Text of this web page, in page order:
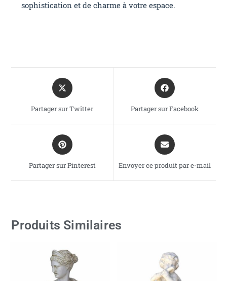
sophistication et de charme à votre espace.
Partager sur Twitter Partager sur Facebook
Partager sur Pinterest Envoyer ce produit par e-mail
Produits Similaires